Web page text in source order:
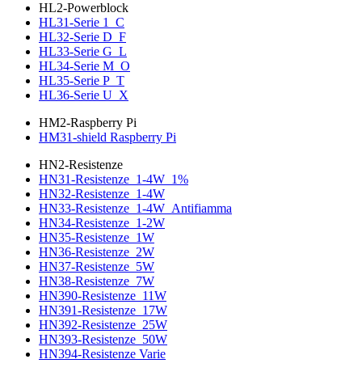
HL2-Powerblock
HL31-Serie 1_C
HL32-Serie D_F
HL33-Serie G_L
HL34-Serie M_O
HL35-Serie P_T
HL36-Serie U_X
HM2-Raspberry Pi
HM31-shield Raspberry Pi
HN2-Resistenze
HN31-Resistenze_1-4W_1%
HN32-Resistenze_1-4W
HN33-Resistenze_1-4W_Antifiamma
HN34-Resistenze_1-2W
HN35-Resistenze_1W
HN36-Resistenze_2W
HN37-Resistenze_5W
HN38-Resistenze_7W
HN390-Resistenze_11W
HN391-Resistenze_17W
HN392-Resistenze_25W
HN393-Resistenze_50W
HN394-Resistenze Varie